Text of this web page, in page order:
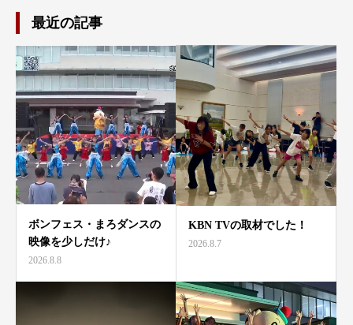
最近の記事
ボンフェス・まろダンスの
映像を少しだけ♪
2026.8.8
KBN TVの取材でした！
2026.8.7